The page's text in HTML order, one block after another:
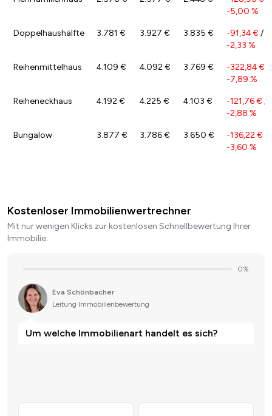
-5,00 %
Doppelhaushälfte 3.781 € 3.927 € 3.835 € -91,34 € /
-2,33 %
Reihenmittelhaus 4.109 € 4.092 € 3.769 € -322,84 €
-7,89 %
Reiheneckhaus 4.192 € 4.225 € 4.103 € -121,76 € /
-2,88 %
Bungalow 3.877 € 3.786 € 3.650 € -136,22 €
-3,60 %
Kostenloser Immobilienwertrechner
Mit nur wenigen Klicks zur kostenlosen Schnellbewertung Ihrer
Immobilie.